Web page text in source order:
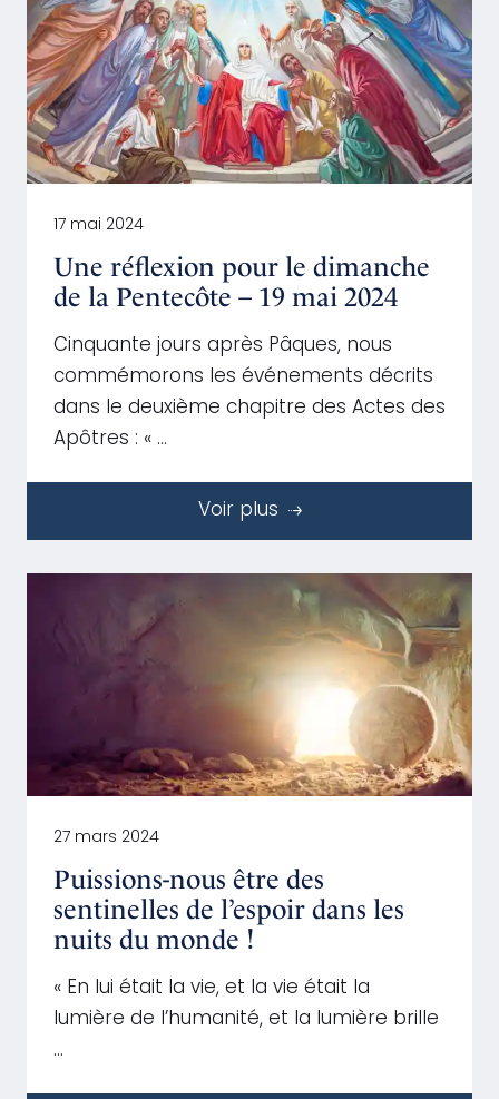
17 mai 2024
Une réflexion pour le dimanche
de la Pentecôte – 19 mai 2024
Cinquante jours après Pâques, nous
commémorons les événements décrits
dans le deuxième chapitre des Actes des
Apôtres : « …
Voir plus
27 mars 2024
Puissions-nous être des
sentinelles de l’espoir dans les
nuits du monde !
« En lui était la vie, et la vie était la
lumière de l’humanité, et la lumière brille
…